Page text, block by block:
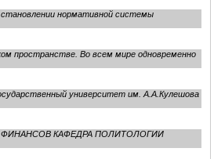
нормативной системы
пространстве. Во всем мире одновременно
университет им. А.А.Кулешова
И ФИНАНСОВ КАФЕДРА ПОЛИТОЛОГИИ